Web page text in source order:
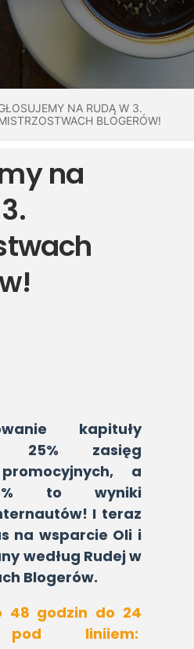
NA RUDĄ W 3.
BLOGERÓW!
na
kapituły
25% zasięg
a
to wyniki
I teraz
na wsparcie Oli i
według Rudej w
Blogerów.
48 godzin do 24
pod liniiem: